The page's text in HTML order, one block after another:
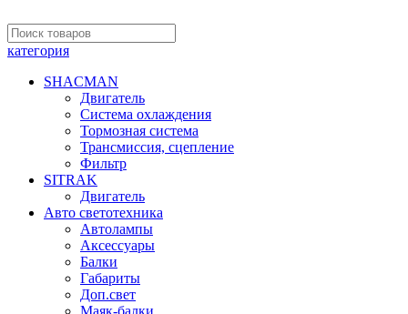
категория
SHACMAN
Двигатель
Система охлаждения
Тормозная система
Трансмиссия, сцепление
Фильтр
SITRAK
Двигатель
Авто светотехника
Автолампы
Аксессуары
Балки
Габариты
Доп.свет
Маяк-балки